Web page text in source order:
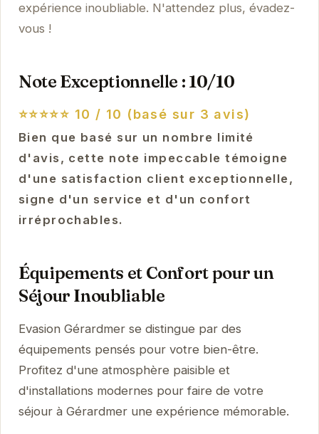
expérience inoubliable. N'attendez plus, évadez-
vous !
Note Exceptionnelle : 10/10
⭐⭐⭐⭐⭐ 10 / 10 (basé sur 3 avis)
Bien que basé sur un nombre limité
d'avis, cette note impeccable témoigne
d'une satisfaction client exceptionnelle,
signe d'un service et d'un confort
irréprochables.
Équipements et Confort pour un
Séjour Inoubliable
Evasion Gérardmer se distingue par des
équipements pensés pour votre bien-être.
Profitez d'une atmosphère paisible et
d'installations modernes pour faire de votre
séjour à Gérardmer une expérience mémorable.